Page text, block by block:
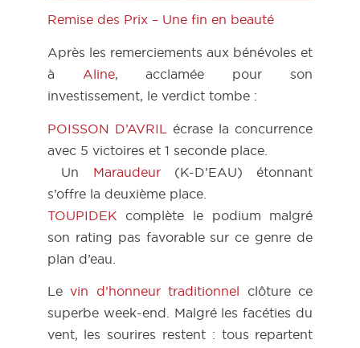
Remise des Prix – Une fin en beauté
Après les remerciements aux bénévoles et
à Aline, acclamée pour son
investissement, le verdict tombe :
POISSON D’AVRIL
écrase la concurrence
avec 5 victoires et 1 seconde place.
Un Maraudeur(K-D’EAU) étonnant
s’offre la deuxième place.
TOUPIDEK complète le podium malgré
son rating pas favorable sur ce genre de
plan d’eau.
Levin d’honneur traditionnel clôture ce
superbe week-end. Malgré les facéties du
vent, les sourires restent : tous repartent